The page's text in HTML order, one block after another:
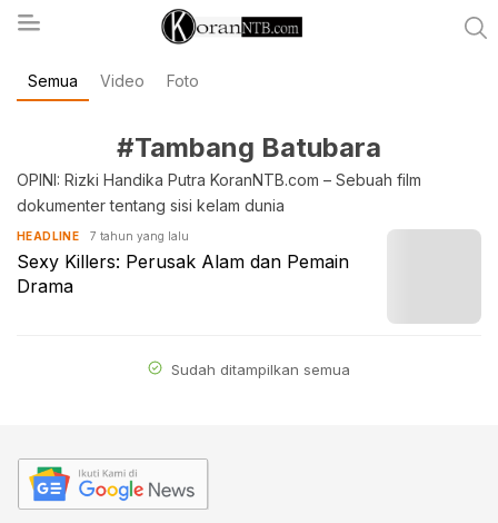
koranntb.com
Semua Video Foto
#Tambang Batubara
OPINI: Rizki Handika Putra KoranNTB.com – Sebuah film
dokumenter tentang sisi kelam dunia
HEADLINE 7 tahun yang lalu
Sexy Killers: Perusak Alam dan Pemain
Drama
Sudah ditampilkan semua